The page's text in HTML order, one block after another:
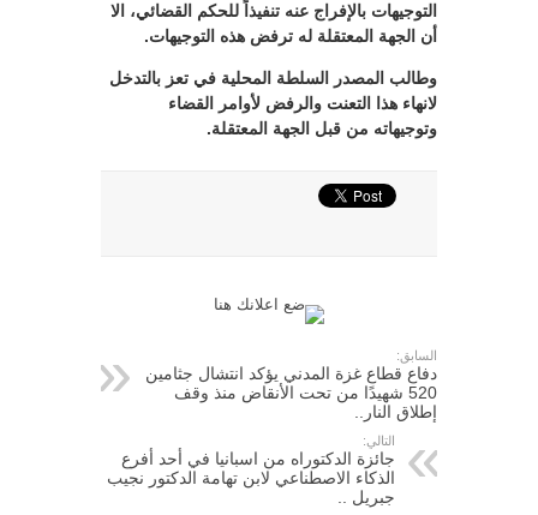
التوجيهات بالإفراج عنه تنفيذاً للحكم القضائي، الا
أن الجهة المعتقلة له ترفض هذه التوجيهات.
وطالب المصدر السلطة المحلية في تعز بالتدخل
لانهاء هذا التعنت والرفض لأوامر القضاء
وتوجيهاته من قبل الجهة المعتقلة.
السابق:
دفاع قطاع غزة المدني يؤكد انتشال جثامين
520 شهيدًا من تحت الأنقاض منذ وقف
إطلاق النار..
التالي:
جائزة الدكتوراه من اسبانيا في أحد أفرع
الذكاء الاصطناعي لابن تهامة الدكتور نجيب
جبريل ..